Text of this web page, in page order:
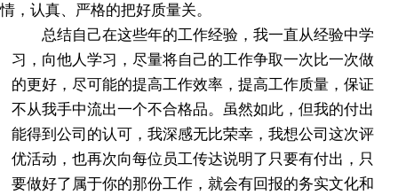
情，认真、严格的把好质量关。
总结自己在这些年的工作经验，我一直从经验中学
习，向他人学习，尽量将自己的工作争取一次比一次做
的更好，尽可能的提高工作效率，提高工作质量，保证
不从我手中流出一个不合格品。虽然如此，但我的付出
能得到公司的认可，我深感无比荣幸，我想公司这次评
优活动，也再次向每位员工传达说明了只要有付出，只
要做好了属于你的那份工作，就会有回报的务实文化和